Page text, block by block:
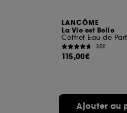
LANCÔME
La Vie est Belle
Coffret Eau de
300
115,00€
Ajouter au
moment choisir de retirer
souhaitez obtenir plus
cliquezici.